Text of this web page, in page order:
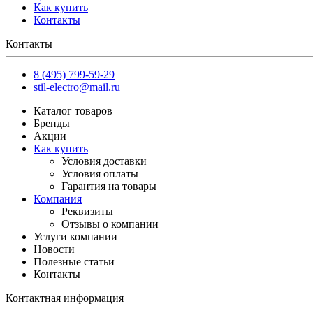
Как купить
Контакты
Контакты
8 (495) 799-59-29
stil-electro@mail.ru
Каталог товаров
Бренды
Акции
Как купить
Условия доставки
Условия оплаты
Гарантия на товары
Компания
Реквизиты
Отзывы о компании
Услуги компании
Новости
Полезные статьи
Контакты
Контактная информация